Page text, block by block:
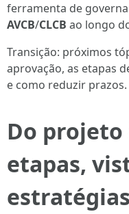
ferramenta de
AVCB/CLCB ao longo
Transição: próximos
aprovação, as etapas
e como reduzir prazos.
Do projeto
etapas,